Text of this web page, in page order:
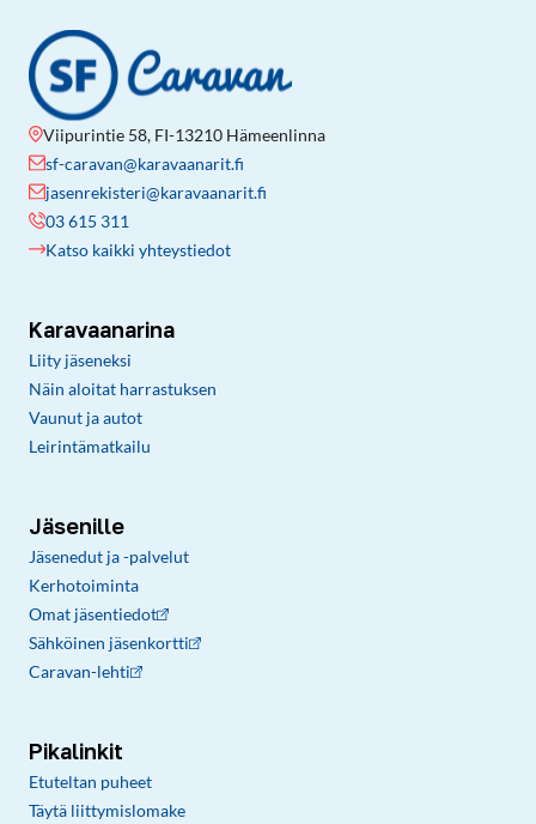
Viipurintie 58, FI-13210 Hämeenlinna
sf-caravan@karavaanarit.fi
jasenrekisteri@karavaanarit.fi
03 615 311
Katso kaikki yhteystiedot
Karavaanarina
Liity jäseneksi
Näin aloitat harrastuksen
Vaunut ja autot
Leirintämatkailu
Jäsenille
Jäsenedut ja -palvelut
Kerhotoiminta
Omat jäsentiedot
Sähköinen jäsenkortti
Caravan-lehti
Pikalinkit
Etuteltan puheet
Täytä liittymislomake